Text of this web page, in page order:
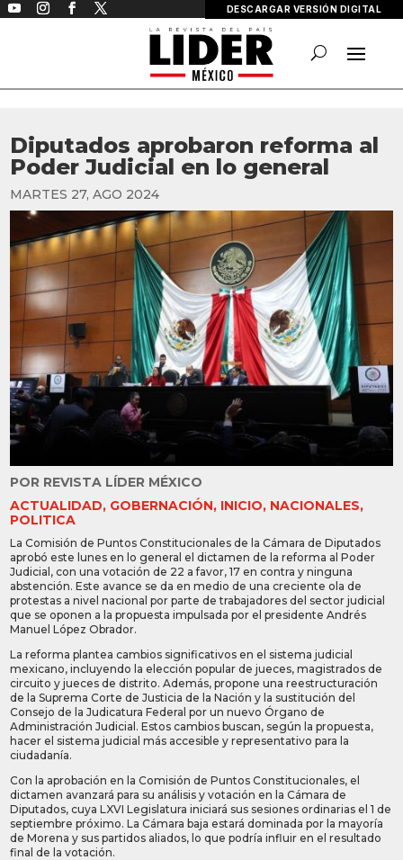
DESCARGAR VERSIÓN DIGITAL
Diputados aprobaron reforma al
Poder Judicial en lo general
MARTES 27, AGO 2024
POR REVISTA LÍDER MÉXICO
ACTUALIDAD, GOBERNACIÓN, INICIO, NACIONALES,
POLITICA
La Comisión de Puntos Constitucionales de la Cámara de Diputados
aprobó este lunes en lo general el dictamen de la reforma al Poder
Judicial, con una votación de 22 a favor, 17 en contra y ninguna
abstención. Este avance se da en medio de una creciente ola de
protestas a nivel nacional por parte de trabajadores del sector judicial
que se oponen a la propuesta impulsada por el presidente Andrés
Manuel López Obrador.
La reforma plantea cambios significativos en el sistema judicial
mexicano, incluyendo la elección popular de jueces, magistrados de
circuito y jueces de distrito. Además, propone una reestructuración
de la Suprema Corte de Justicia de la Nación y la sustitución del
Consejo de la Judicatura Federal por un nuevo Órgano de
Administración Judicial. Estos cambios buscan, según la propuesta,
hacer el sistema judicial más accesible y representativo para la
ciudadanía.
Con la aprobación en la Comisión de Puntos Constitucionales, el
dictamen avanzará para su análisis y votación en la Cámara de
Diputados, cuya LXVI Legislatura iniciará sus sesiones ordinarias el 1 de
septiembre próximo. La Cámara baja estará dominada por la mayoría
de Morena y sus partidos aliados, lo que podría influir en el resultado
final de la votación.